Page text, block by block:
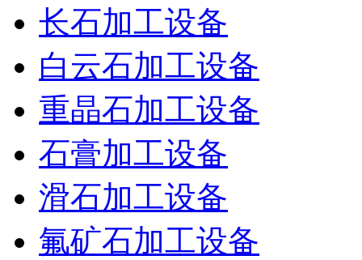
长石加工设备
白云石加工设备
重晶石加工设备
石膏加工设备
滑石加工设备
氟矿石加工设备